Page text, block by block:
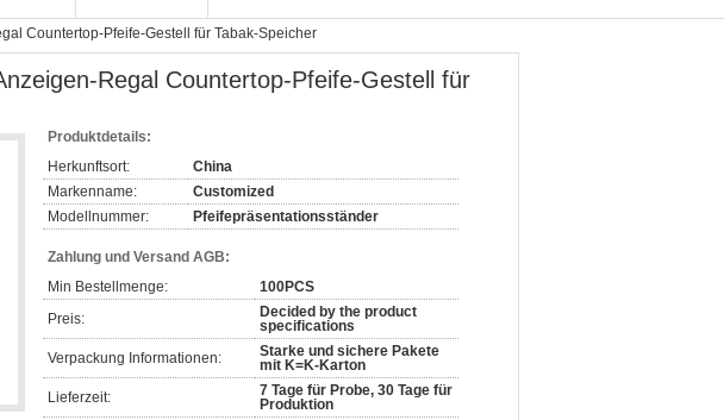
Countertop-Pfeife-Gestell für Tabak-Speicher
Regal Countertop-Pfeife-Gestell für
Produktdetails:
Herkunftsort:
China
Markenname:
Customized
Modellnummer:
Pfeifepräsentationsständer
Zahlung und Versand AGB:
Min Bestellmenge:
100PCS
Preis:
Decided by the product
specifications
Verpackung Informationen:
Starke und sichere Pakete
mit K=K-Karton
Lieferzeit:
7 Tage für Probe, 30 Tage für
Produktion